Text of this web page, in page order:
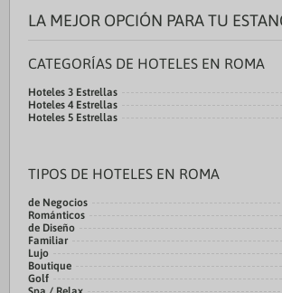
LA MEJOR OPCIÓN PARA TU
CATEGORÍAS DE HOTELES EN ROMA
Hoteles 3 Estrellas
Hoteles 4 Estrellas
Hoteles 5 Estrellas
TIPOS DE HOTELES EN ROMA
de Negocios
Románticos
de Diseño
Familiar
Lujo
Boutique
Golf